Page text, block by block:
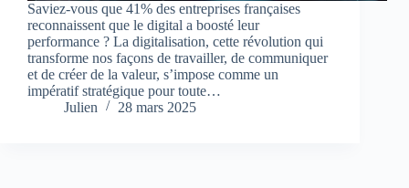
Saviez-vous que 41% des entreprises françaises
reconnaissent que le digital a boosté leur
performance ? La digitalisation, cette révolution qui
transforme nos façons de travailler, de communiquer
et de créer de la valeur, s’impose comme un
impératif stratégique pour toute…
Julien
28 mars 2025